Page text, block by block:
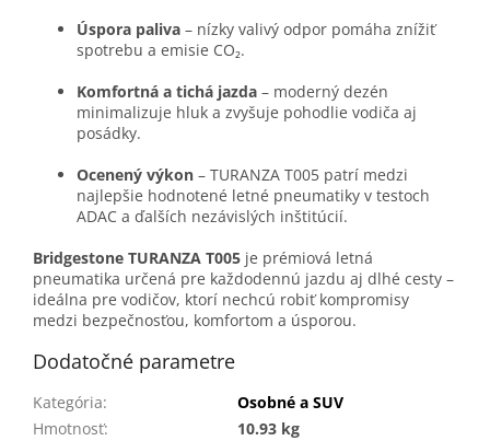
Úspora paliva – nízky valivý odpor pomáha znížiť
spotrebu a emisie CO₂.
Komfortná a tichá jazda – moderný dezén
minimalizuje hluk a zvyšuje pohodlie vodiča aj
posádky.
Ocenený výkon – TURANZA T005 patrí medzi
najlepšie hodnotené letné pneumatiky v testoch
ADAC a ďalších nezávislých inštitúcií.
Bridgestone TURANZA T005 je prémiová letná
pneumatika určená pre každodennú jazdu aj dlhé cesty –
ideálna pre vodičov, ktorí nechcú robiť kompromisy
medzi bezpečnosťou, komfortom a úsporou.
Dodatočné parametre
Kategória:
Osobné a SUV
Hmotnosť:
10.93 kg